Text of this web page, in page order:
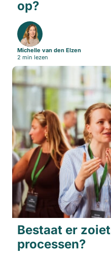
op?
Michelle van den Elzen
2 min lezen
Bestaat er
processen?